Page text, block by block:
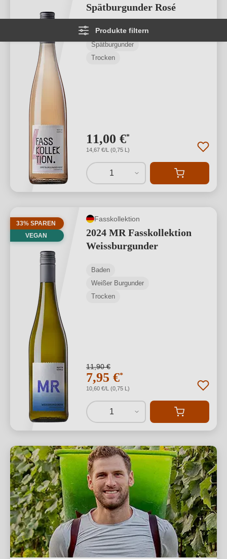
Produkte filtern
Spätburgunder Rosé
Baden
Spätburgunder
Trocken
11,00 €*
14,67 €/L (0,75 L)
1
33% SPAREN
VEGAN
Fasskollektion
2024 MR Fasskollektion
Weissburgunder
Baden
Weißer Burgunder
Trocken
11,90 €
7,95 €*
10,60 €/L (0,75 L)
1